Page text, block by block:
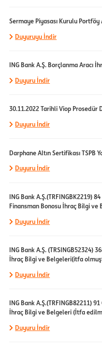
Sermaye Piyasası Kurulu Portföy
Duyuruyu İndir
ING Bank A.Ş. Borçlanma Aracı
Duyuru İndir
30.11.2022 Tarihli Viop Prosedür
Duyuru İndir
Darphane Altın Sertifikası TSPB
Duyuru İndir
ING Bank A.Ş.(TRFINGBK2219)
Finansman Bonosu İhraç Bilgi
Duyuru İndir
ING Bank A.Ş. (TRSINGB52324)
İhraç Bilgi ve Belgeleri(itfa
Duyuru İndir
ING Bank A.Ş.(TRFINGB82211)
İhraç Bilgi ve Belgeleri (İtfa
Duyuru İndir